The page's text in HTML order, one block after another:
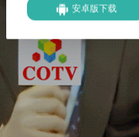
安卓版下载